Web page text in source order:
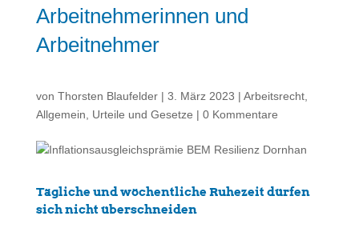
Arbeitnehmerinnen und
Arbeitnehmer
von Thorsten Blaufelder| 3. März 2023 | Arbeitsrecht,
Allgemein
Urteile und Gesetze | 0 Kommentare
Tägliche und wöchentliche Ruhezeit dürfen
sich nicht überschneiden